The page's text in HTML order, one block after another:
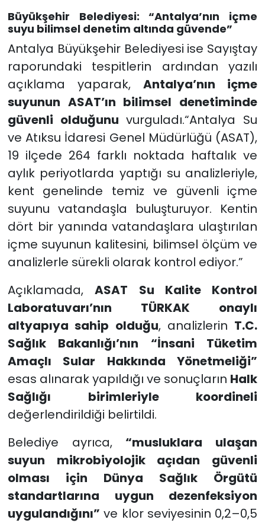
Büyükşehir Belediyesi: “Antalya’nın içme
suyu bilimsel denetim altında güvende”
Antalya Büyükşehir Belediyesi ise Sayıştay
raporundaki tespitlerin ardından yazılı
açıklama yaparak,Antalya’nın içme
suyunun ASAT’ın bilimsel denetiminde
güvenli olduğunu vurguladı.“Antalya Su
ve Atıksu İdaresi Genel Müdürlüğü (ASAT),
19 ilçede 264 farklı noktada haftalık ve
aylık periyotlarda yaptığı su analizleriyle,
kent genelinde temiz ve güvenli içme
suyunu vatandaşla buluşturuyor. Kentin
dört bir yanında vatandaşlara ulaştırılan
içme suyunun kalitesini, bilimsel ölçüm ve
analizlerle sürekli olarak kontrol ediyor.”
Açıklamada,ASAT Su Kalite Kontrol
Laboratuvarı’nın TÜRKAK onaylı
altyapıya sahip olduğu, analizlerin T.C.
Sağlık Bakanlığı’nın “İnsani Tüketim
Amaçlı Sular Hakkında Yönetmeliği”
esas alınarak yapıldığı ve sonuçların Halk
Sağlığı birimleriyle koordineli
değerlendirildiği belirtildi.
Belediye ayrıca, “musluklara ulaşan
suyun mikrobiyolojik açıdan güvenli
olması için Dünya Sağlık Örgütü
standartlarına uygun dezenfeksiyon
uygulandığını” ve klor seviyesinin 0,2–0,5